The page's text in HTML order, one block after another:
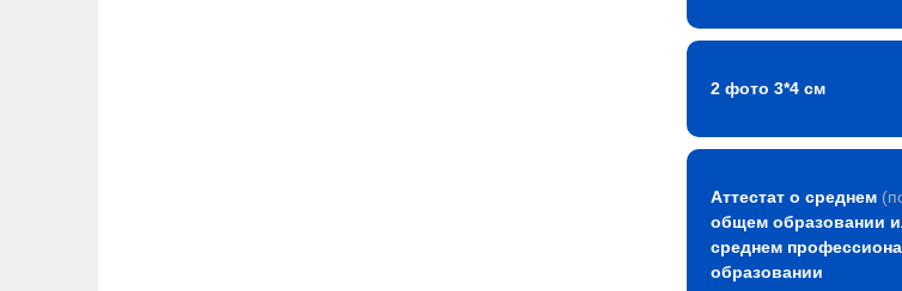
2 фото 3*4 см
Аттестат о среднем
общем образовании
среднем
образовании